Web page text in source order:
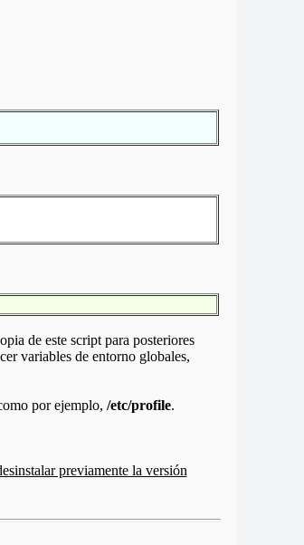
de este script para posteriores
variables de entorno globales,
por ejemplo, /etc/profile.
previamente la versión